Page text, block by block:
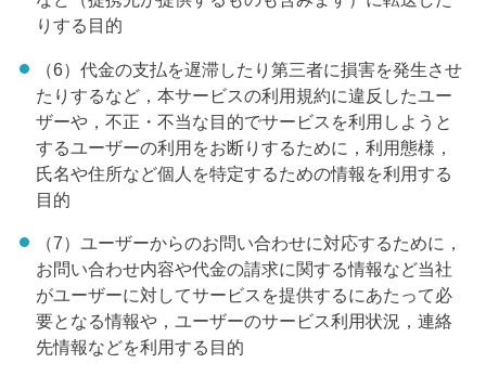
りする目的
（6）代金の支払を遅滞したり第三者に損害を発生させ
たりするなど，本サービスの利用規約に違反したユー
ザーや，不正・不当な目的でサービスを利用しようと
するユーザーの利用をお断りするために，利用態様，
氏名や住所など個人を特定するための情報を利用する
目的
（7）ユーザーからのお問い合わせに対応するために，
お問い合わせ内容や代金の請求に関する情報など当社
がユーザーに対してサービスを提供するにあたって必
要となる情報や，ユーザーのサービス利用状況，連絡
先情報などを利用する目的